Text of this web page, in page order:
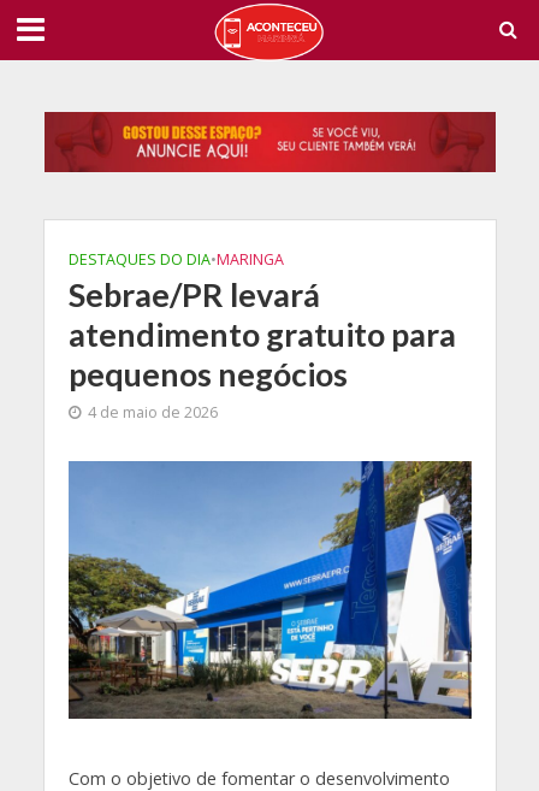
DESTAQUES DO DIA•MARINGA
Sebrae/PR levará
atendimento gratuito para
pequenos negócios
4 de maio de 2026
Com o objetivo de fomentar o desenvolvimento